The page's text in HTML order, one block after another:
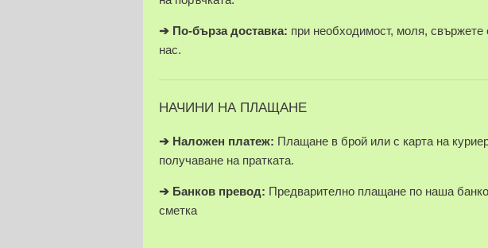
➔ По-бърза доставка: при необходимост, моля, свържете
нас.
НАЧИНИ НА ПЛАЩАНЕ
➔ Наложен платеж: Плащане в брой или с карта на
получаване на пратката.
➔ Банков превод: Предварително плащане по наша
сметка